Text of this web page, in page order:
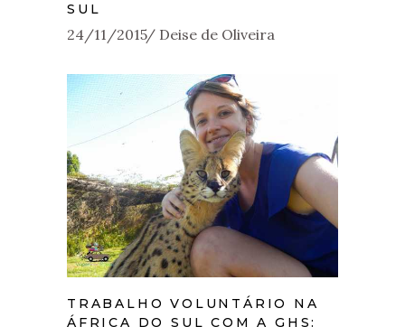
SUL
24/11/2015 Deise de Oliveira
TRABALHO VOLUNTÁRIO NA
ÁFRICA DO SUL COM A GHS: